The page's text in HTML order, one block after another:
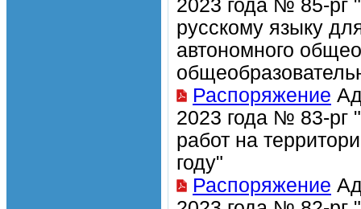
2023 года № 85-рг
русскому языку
автономного
Распоряжение
2023 года № 83-рг
работ на
году"
Распоряжение